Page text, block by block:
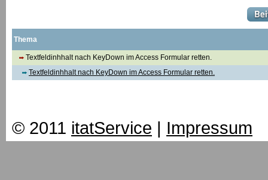
Thema
Textfeldinhhalt nach KeyDown im Access Formular retten.
Textfeldinhhalt nach KeyDown im Access Formular retten.
© 2011 itatService | Impressum